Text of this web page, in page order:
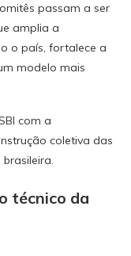
passam a ser
amplia a
o país, fortalece a
modelo mais
com a
coletiva das
técnico da